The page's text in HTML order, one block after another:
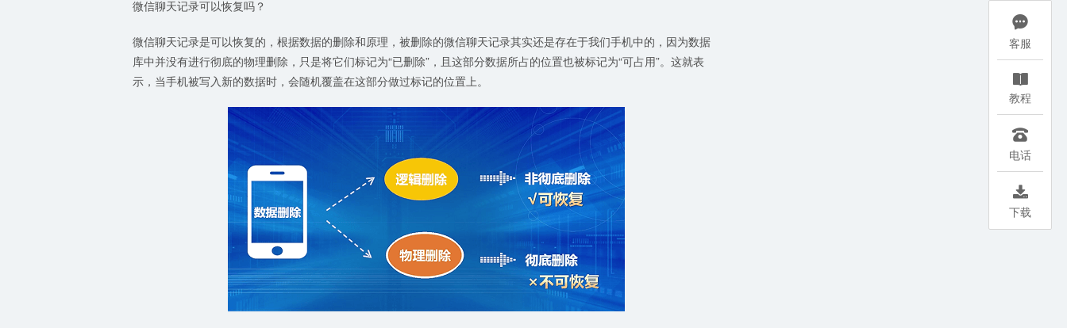
微信聊天记录可以恢复吗？
微信聊天记录是可以恢复的，根据数据的删除和原理，被删除的微信聊天记录其实还是存在于我们手机中的，因为数据
库中并没有进行彻底的物理删除，只是将它们标记为“已删除”，且这部分数据所占的位置也被标记为“可占用”。这就表
示，当手机被写入新的数据时，会随机覆盖在这部分做过标记的位置上。

客服

教程

电话

下载